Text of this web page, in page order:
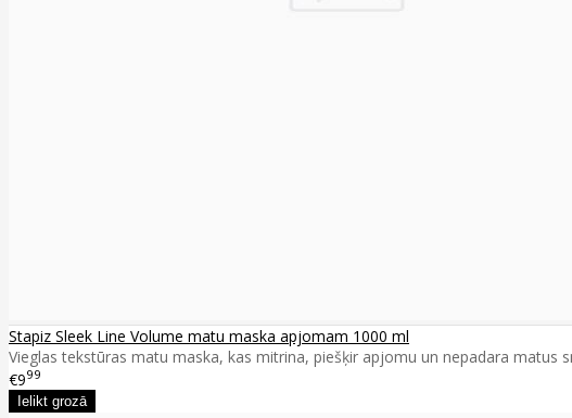
Stapiz Sleek Line Volume matu maska apjomam 1000 ml
Vieglas tekstūras matu maska, kas mitrina, piešķir apjomu un nepadara matus
€999